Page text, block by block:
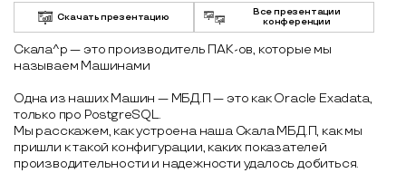
Скачать презентацию
Все презентации
конференции
Скала^р — это производитель ПАК-ов, которые мы
называем Машинами
Одна из наших Машин — МБД.П — это как Oracle Exadata,
только про PostgreSQL.
Мы расскажем, как устроена наша Скала МБД.П, как мы
пришли к такой конфигурации, каких показателей
производительности и надежности удалось добиться.